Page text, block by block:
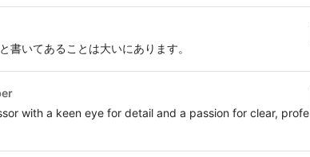
書いてあることは大いにあります。
with a keen eye for detail and a passion for clear, profe